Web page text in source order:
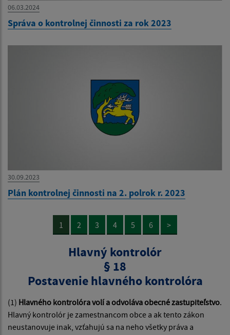
06.03.2024
Správa o kontrolnej činnosti za rok 2023
30.09.2023
Plán kontrolnej činnosti na 2. polrok r. 2023
1 2 3 4 5 6 >
Hlavný kontrolór
§ 18
Postavenie hlavného kontrolóra
(1) Hlavného kontrolóra volí a odvoláva obecné zastupiteľstvo.
Hlavný kontrolór je zamestnancom obce a ak tento zákon
neustanovuje inak, vzťahujú sa na neho všetky práva a